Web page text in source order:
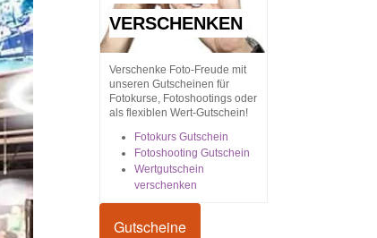
VERSCHENKEN
Verschenke Foto-Freude mit
unseren Gutscheinen für
Fotokurse, Fotoshootings oder
als flexiblen Wert-Gutschein!
Fotokurs Gutschein
Fotoshooting Gutschein
Wertgutschein
verschenken
Gutscheine